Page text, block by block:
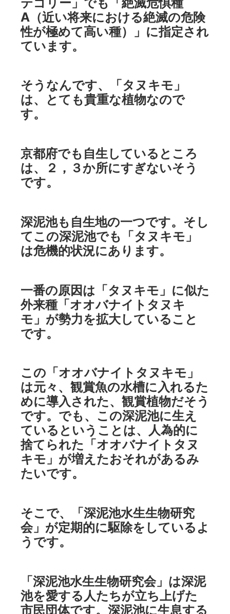
A（近い将来における絶滅の危険
性が極めて高い種）」に指定され
ています。
そうなんです、「タヌキモ」
は、とても貴重な植物なので
す。
京都府でも自生しているところ
は、２，３か所にすぎないそう
です。
深泥池も自生地の一つです。そし
てこの深泥池でも「タヌキモ」
は危機的状況にあります。
一番の原因は「タヌキモ」に似た
外来種「オオバナイトタヌキ
モ」が勢力を拡大していること
です。
この「オオバナイトタヌキモ」
は元々、観賞魚の水槽に入れるた
めに導入された、観賞植物だそう
です。でも、この深泥池に生え
ているということは、人為的に
捨てられた「オオバナイトタヌ
キモ」が増えたおそれがあるみ
たいです。
そこで、「深泥池水生生物研究
会」が定期的に駆除をしているよ
うです。
「深泥池水生生物研究会」は深泥
池を愛する人たちが立ち上げた
市民団体です。深泥池に生息する